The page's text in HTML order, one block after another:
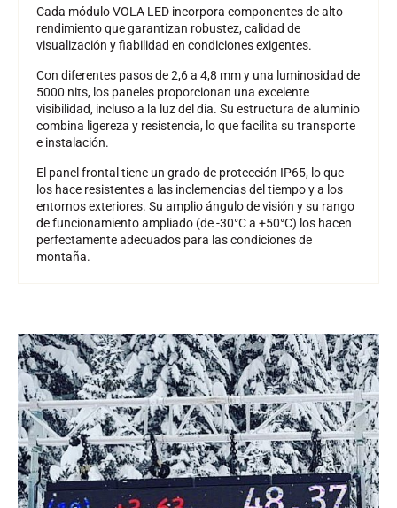
Cada módulo VOLA LED incorpora componentes de alto
rendimiento que garantizan robustez, calidad de
visualización y fiabilidad en condiciones exigentes.
Con diferentes pasos de 2,6 a 4,8 mm y una luminosidad de
5000 nits, los paneles proporcionan una excelente
visibilidad, incluso a la luz del día. Su estructura de aluminio
combina ligereza y resistencia, lo que facilita su transporte
e instalación.
El panel frontal tiene un grado de protección IP65, lo que
los hace resistentes a las inclemencias del tiempo y a los
entornos exteriores. Su amplio ángulo de visión y su rango
de funcionamiento ampliado (de -30°C a +50°C) los hacen
perfectamente adecuados para las condiciones de
montaña.